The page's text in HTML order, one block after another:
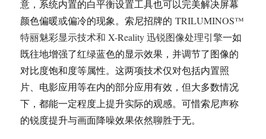
意，系统内置的白平衡设置工具也可以完美解决屏幕
颜色偏暖或偏冷的现象。索尼招牌的TRILUMINOS™
特丽魅彩显示技术和 X-Reality 迅锐图像处理引擎一如
既往地增强了红绿蓝色的显示效果，并调节了图像的
对比度饱和度等属性。这两项技术仅对包括内置照
片、电影应用等在内的部分应用有效，但大多数情况
下，都能一定程度上提升实际的观感。可惜索尼声称
的锐度提升与画面降噪效果依然聊胜于无。